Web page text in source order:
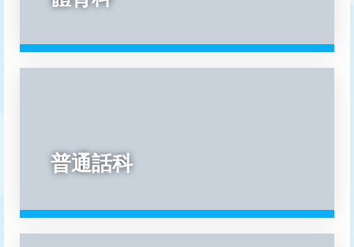
普通話科